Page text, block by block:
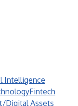
Intelligence
Fintech
Digital Assets